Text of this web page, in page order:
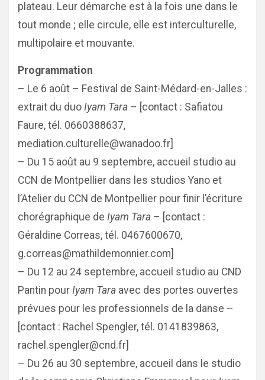
plateau. Leur démarche est à la fois une dans le
tout monde ; elle circule, elle est interculturelle,
multipolaire et mouvante.
Programmation
– Le 6 août – Festival de Saint-Médard-en-Jalles :
extrait du duo Iyam Tara – [contact : Safiatou
Faure, tél. 0660388637,
mediation.culturelle@wanadoo.fr]
– Du 15 août au 9 septembre, accueil studio au
CCN de Montpellier dans les studios Yano et
l’Atelier du CCN de Montpellier pour finir l’écriture
chorégraphique de Iyam Tara – [contact :
Géraldine Correas, tél. 0467600670,
g.correas@mathildemonnier.com]
– Du 12 au 24 septembre, accueil studio au CND
Pantin pour Iyam Tara avec des portes ouvertes
prévues pour les professionnels de la danse –
[contact : Rachel Spengler, tél. 0141839863,
rachel.spengler@cnd.fr]
– Du 26 au 30 septembre, accueil dans le studio